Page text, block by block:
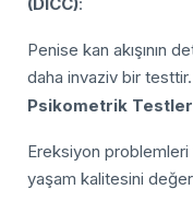
Penise kan akışının
daha invaziv bir testtir.
Psikometrik Testler
Ereksiyon
yaşam kalitesini